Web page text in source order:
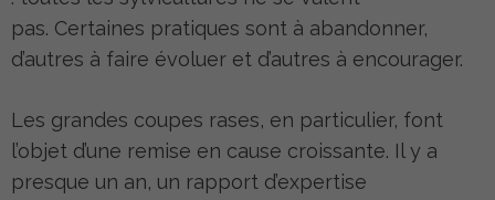
pas. Certaines pratiques sont à abandonner,
d’autres à faire évoluer et d’autres à encourager.
Les grandes coupes rases, en particulier, font
l’objet d’une remise en cause croissante. Il y a
presque un an, un rapport d’expertise